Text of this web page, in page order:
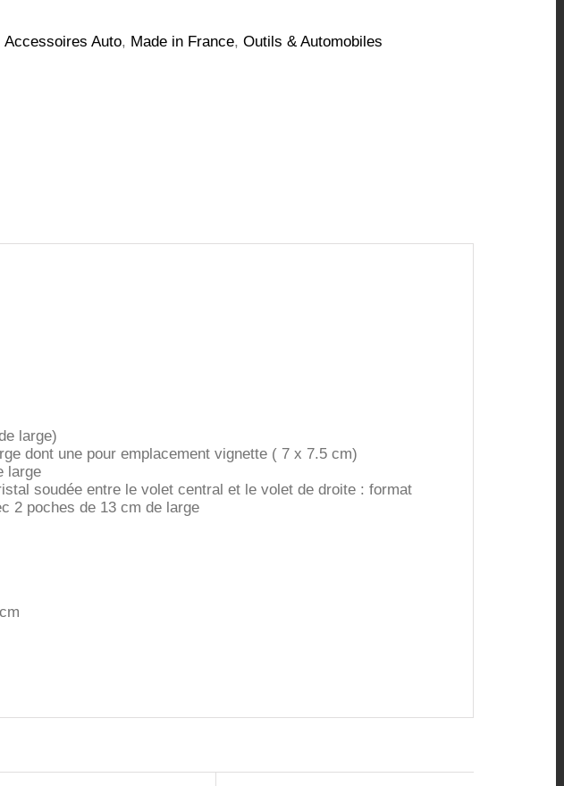
Accessoires Auto, Made in France, Outils & Automobiles
large)
dont une pour emplacement vignette ( 7 x 7.5 cm)
large
soudée entre le volet central et le volet de droite : format
2 poches de 13 cm de large